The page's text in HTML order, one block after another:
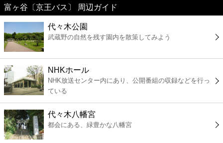
美容
コンビニ
薬局
スーパー
エンタメ
富ヶ谷〔京王バス〕 周辺ガイド
代々木公園
武蔵野の自然を残す園内を散策してみよう
NHKホール
NHK放送センター内にあり、公開番組の収録などを行っ
ている
代々木八幡宮
都会にある、緑豊かな八幡宮